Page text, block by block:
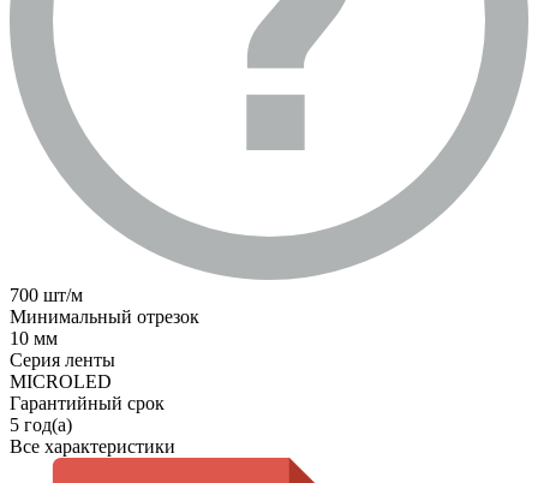
700 шт/м
Минимальный отрезок
10 мм
Серия ленты
MICROLED
Гарантийный срок
5 год(а)
Все характеристики